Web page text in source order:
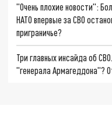
"Очень плохие новости":
НАТО впервые за СВО
приграничье?
Три главных инсайда об
"генерала Армагеддона"?